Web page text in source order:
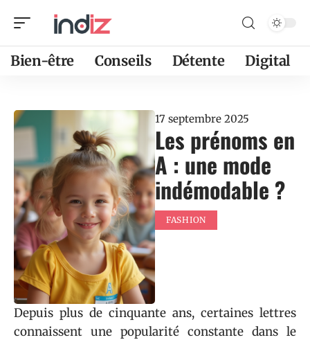
Bien-être Conseils Détente Digital
17 septembre 2025
Les prénoms en
A : une mode
indémodable ?
FASHION
Depuis plus de cinquante ans, certaines lettres
connaissent une popularité constante dans le